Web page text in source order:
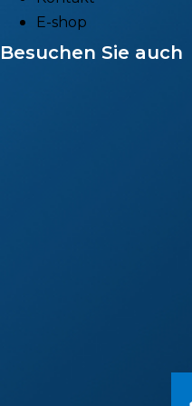
E-shop
Besuchen Sie auch